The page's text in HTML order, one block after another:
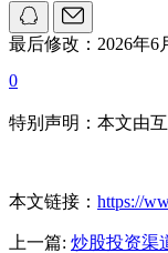
最后修改：2026年6
0
特别声明：本文由
本文链接： https://
上一篇: 炒股投资渠